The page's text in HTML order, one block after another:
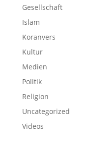
Gesellschaft
Islam
Koranvers
Kultur
Medien
Politik
Religion
Uncategorized
Videos